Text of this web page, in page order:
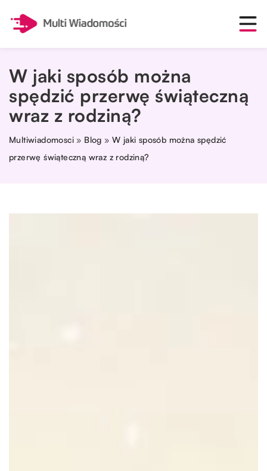
W jaki sposób można
spędzić przerwę świąteczną
wraz z rodziną?
Multiwiadomosci » Blog »W jaki sposób można spędzić
przerwę świąteczną wraz z rodziną?